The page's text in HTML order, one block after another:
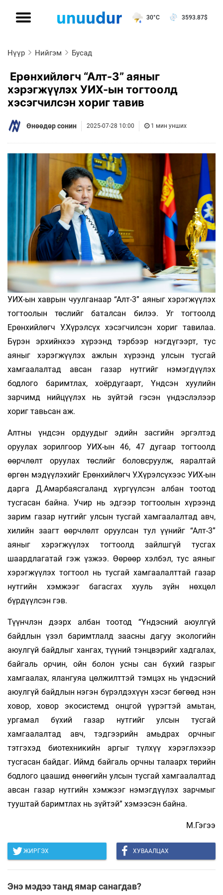
30°C 3593.87$
Нүүр Нийгэм Бусад
Ерөнхийлөгч “Алт-3” аяныг
хэрэгжүүлэх УИХ-ын тогтоолд
хэсэгчилсэн хориг тавив
Өнөөдөр сонин 2025-07-28 10:00 1 мин унших
УИХ-ын хаврын чуулганаар “Алт-3” аяныг хэрэгжүүлэх
тогтоолын төслийг баталсан билээ. Уг тогтоолд
Ерөнхийлөгч У.Хүрэлсүх хэсэгчилсэн хориг тавилаа.
Бүрэн эрхийнхээ хүрээнд тэрбээр нэгдүгээрт, тус
аяныг хэрэгжүүлэх ажлын хүрээнд улсын тусгай
хамгаалалтад авсан газар нутгийг нэмэгдүүлэх
бодлого баримтлах, хоёрдугаарт, Үндсэн хуулийн
зарчимд нийцүүлэх нь зүйтэй гэсэн үндэслэлээр
хориг тавьсан аж.
Алтны үндсэн ордуудыг эдийн засгийн эргэлтэд
оруулах зорилгоор УИХ-ын 46, 47 дугаар тогтоолд
өөрчлөлт оруулах төслийг боловсруулж, яаралтай
өргөн мэдүүлэхийг Ерөнхийлөгч У.Хүрэлсүхээс УИХ-ын
дарга Д.Амарбаясгаланд хүргүүлсэн албан тоотод
тусгасан байна. Учир нь эдгээр тогтоолын хүрээнд
зарим газар нутгийг улсын тусгай хамгаалалтад авч,
хилийн заагт өөрчлөлт оруулсан тул үүнийг “Алт-3”
аяныг хэрэгжүүлэх тогтоолд зайлшгүй тусгах
шаардлагатай гэж үзжээ. Өөрөөр хэлбэл, тус аяныг
хэрэгжүүлэх тогтоол нь тусгай хамгаалалттай газар
нутгийн хэмжээг багасгах хууль зүйн нөхцөл
бүрдүүлсэн гэв.
Түүнчлэн дээрх албан тоотод “Үндэсний аюулгүй
байдлын үзэл баримтлалд заасны дагуу экологийн
аюулгүй байдлыг хангах, түүний тэнцвэрийг хадгалах,
байгаль орчин, ойн болон усны сан бүхий газрыг
хамгаалах, ялангуяа цөлжилттэй тэмцэх нь үндэсний
аюулгүй байдлын нэгэн бүрэлдэхүүн хэсэг бөгөөд нэн
ховор, ховор экосистемд онцгой үүрэгтэй амьтан,
ургамал бүхий газар нутгийг улсын тусгай
хамгаалалтад авч, тэдгээрийн амьдрах орчныг
тэтгэхэд биотехникийн аргыг түлхүү хэрэглэхээр
тусгасан байдаг. Иймд байгаль орчны талаарх төрийн
бодлого цаашид өнөөгийн улсын тусгай хамгаалалтад
авсан газар нутгийн хэмжээг нэмэгдүүлэх зарчмыг
тууштай баримтлах нь зүйтэй” хэмээсэн байна.
М.Гэгээ
ЖИРГЭХ ХУВААЛЦАХ
Энэ мэдээ танд ямар санагдав?